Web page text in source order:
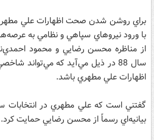
براي روشن شدن صحت اظهارات علي
با ورود نيروهاي سپاهي و نظامي به
از مناظره محسن رضايي و محمود
سال 88 در ذيل مي‌آيد كه مي‌تواند
اظهارات علي مطهري باشد.
بيانيه‌اي رسماً از محسن رضايي حمايت كرد.